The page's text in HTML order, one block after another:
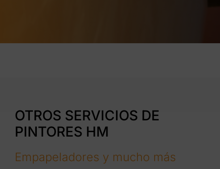
OTROS SERVICIOS DE
PINTORES HM
Empapeladores y mucho más